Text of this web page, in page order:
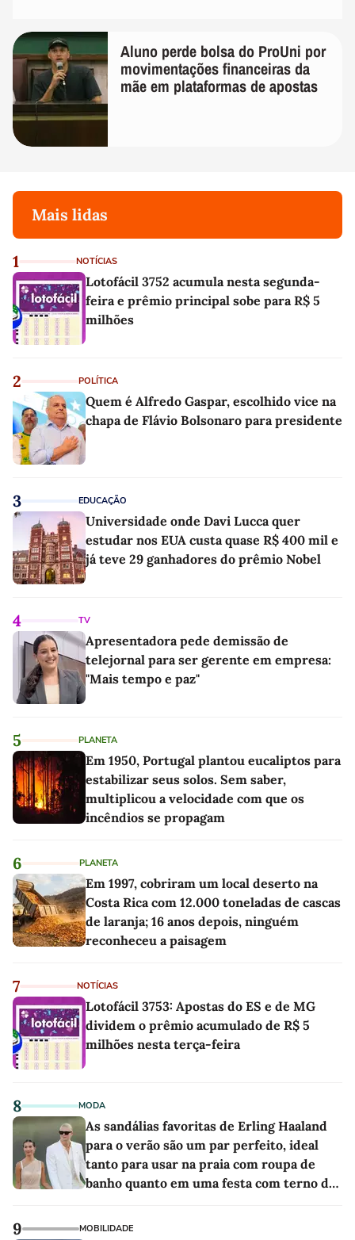
Aluno perde bolsa do ProUni por
movimentações financeiras da
mãe em plataformas de apostas
Mais lidas
1 NOTÍCIAS
Lotofácil 3752 acumula nesta segunda-
feira e prêmio principal sobe para R$ 5
milhões
2 POLÍTICA
Quem é Alfredo Gaspar, escolhido vice na
chapa de Flávio Bolsonaro para presidente
3 EDUCAÇÃO
Universidade onde Davi Lucca quer
estudar nos EUA custa quase R$ 400 mil e
já teve 29 ganhadores do prêmio Nobel
4 TV
Apresentadora pede demissão de
telejornal para ser gerente em empresa:
"Mais tempo e paz"
5 PLANETA
Em 1950, Portugal plantou eucaliptos para
estabilizar seus solos. Sem saber,
multiplicou a velocidade com que os
incêndios se propagam
6 PLANETA
Em 1997, cobriram um local deserto na
Costa Rica com 12.000 toneladas de cascas
de laranja; 16 anos depois, ninguém
reconheceu a paisagem
7 NOTÍCIAS
Lotofácil 3753: Apostas do ES e de MG
dividem o prêmio acumulado de R$ 5
milhões nesta terça-feira
8 MODA
As sandálias favoritas de Erling Haaland
para o verão são um par perfeito, ideal
tanto para usar na praia com roupa de
banho quanto em uma festa com terno de
9 MOBILIDADE